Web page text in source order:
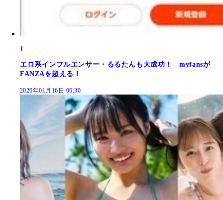
1
エロ系インフルエンサー・るるたんも大成功！ myfansが
FANZAを超える！
2026年01月16日 06:30